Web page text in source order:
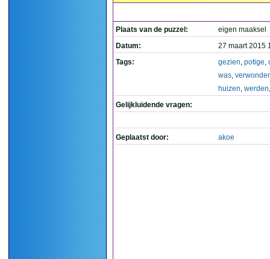
Plaats van de puzzel:
eigen maaksel
Datum:
27 maart 2015
Tags:
gezien, potige,
was,
huizen, werden
Gelijkluidende vragen:
Geplaatst door: akoe